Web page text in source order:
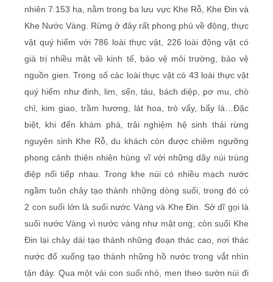
nhiên 7.153 ha, nằm trong ba lưu vực Khe Rỗ, Khe Đin và
Khe Nước Vàng. Rừng ở đây rất phong phú về động, thực
vật quý hiếm với 786 loài thực vật, 226 loài động vật có
giá trị nhiều mặt về kinh tế, bảo vệ môi trường, bảo vệ
nguồn gien. Trong số các loài thực vật có 43 loài thực vật
quý hiếm như đinh, lim, sến, táu, bách diệp, pơ mu, chò
chỉ, kim giao, trầm hương, lát hoa, trò vẩy, bẩy lá…Đặc
biệt, khi đến khám phá, trải nghiệm hệ sinh thái rừng
nguyên sinh Khe Rỗ, du khách còn được chiêm ngưỡng
phong cảnh thiên nhiên hùng vĩ với những dãy núi trùng
điệp nối tiếp nhau. Trong khe núi có nhiều mạch nước
ngầm tuôn chảy tạo thành những dòng suối, trong đó có
2 con suối lớn là suối nước Vàng và Khe Đin. Sở dĩ gọi là
suối nước Vàng vì nước vàng như mật ong; còn suối Khe
Đin lại chảy dài tạo thành những đoạn thác cao, nơi thác
nước đổ xuống tạo thành những hồ nước trong vắt nhìn
tận đáy. Qua một vài con suối nhỏ, men theo sườn núi đi